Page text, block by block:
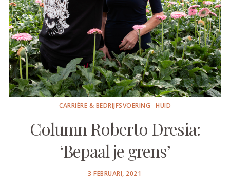
CARRIÈRE & BEDRIJFSVOERING HUID
Column Roberto Dresia:
‘Bepaal je grens’
POSTED
3 FEBRUARI, 2021